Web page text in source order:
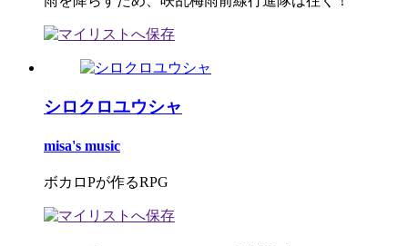
シロクロユウシャ
misa's music
ボカロPが作るRPG